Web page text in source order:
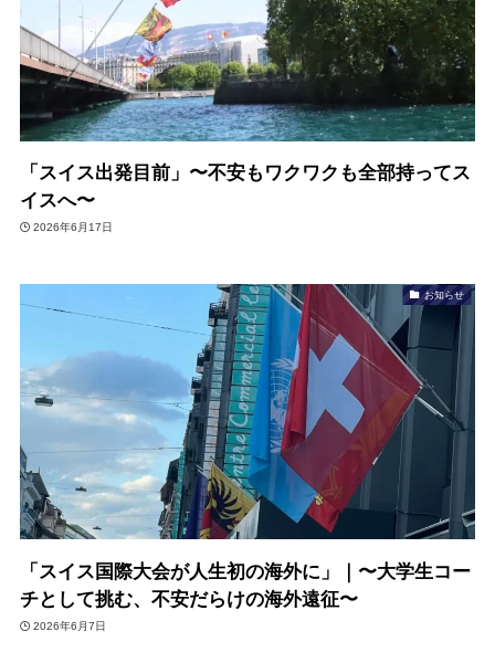
「スイス出発目前」〜不安もワクワクも全部持ってス
イスへ〜
2026年6月17日
お知らせ
「スイス国際大会が人生初の海外に」｜〜大学生コー
チとして挑む、不安だらけの海外遠征〜
2026年6月7日